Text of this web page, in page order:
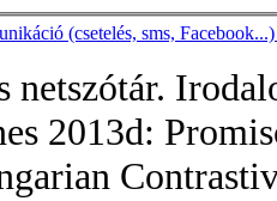
(csetelés, sms,
netszótár.
2013d: